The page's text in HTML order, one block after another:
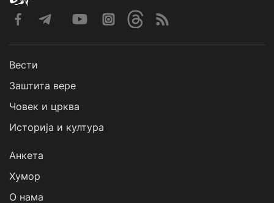
Вести
Заштита вере
Човек и црква
Историја и култура
Анкета
Хумор
О нама